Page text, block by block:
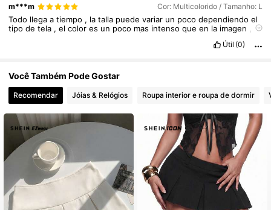
m***m Cor: Multicolorido / Tamanho: L
Todo llegaatiempo , latalla puedevariar un pocodependiendoel
tipodetela ,elcolores un poco mas intensoqueen la imagen ,
Útil (0)
Você Também Pode Gostar
Recomendar Jóias & Relógios Roupa interior e roupa de dormir